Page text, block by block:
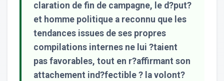
claration de fin de campagne, le d?put?
et homme politique a reconnu que les
tendances issues de ses propres
compilations internes ne lui ?taient
pas favorables, tout en r?affirmant son
attachement ind?fectible ? la volont?